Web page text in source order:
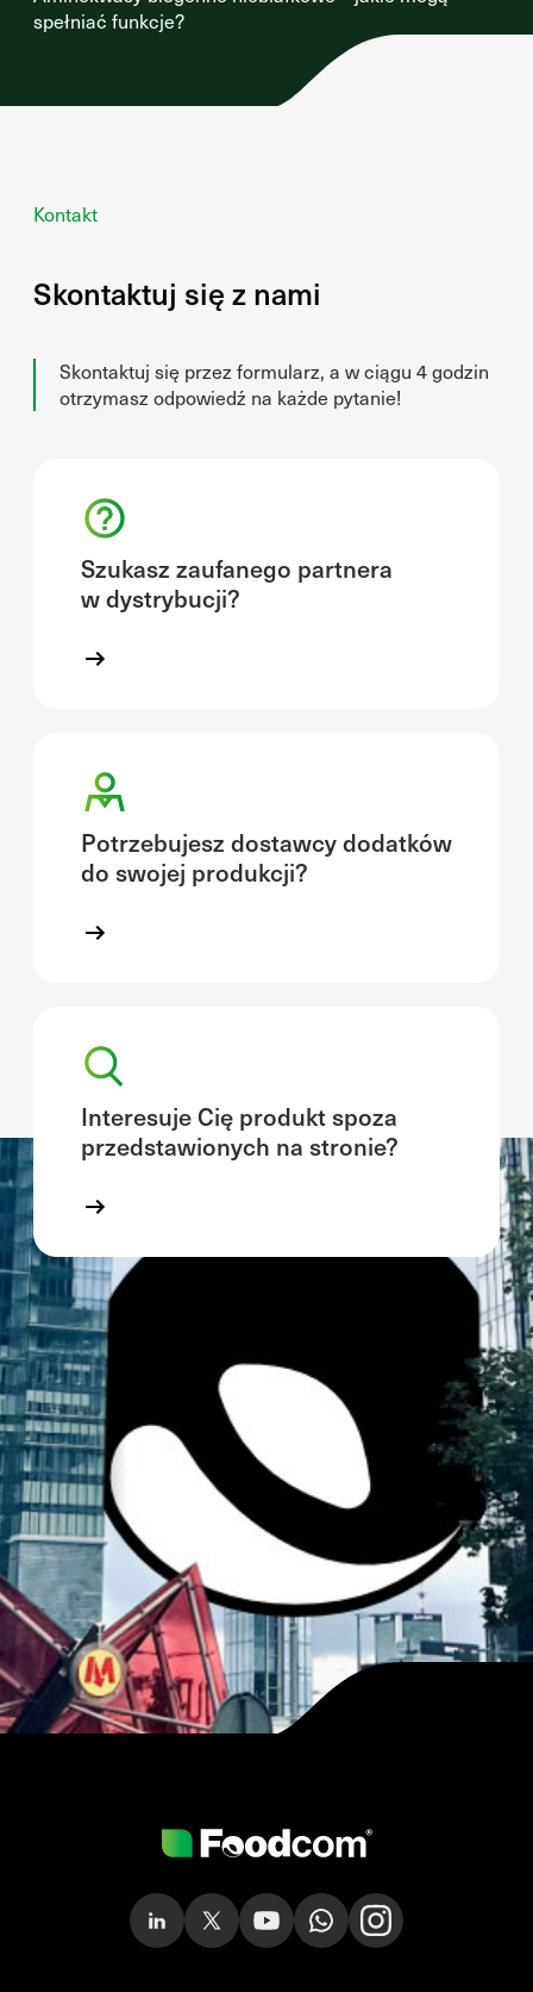
spełniać funkcje?
Kontakt
Skontaktuj się z nami
Skontaktuj się przez formularz, a w ciągu 4 godzin
otrzymasz odpowiedź na każde pytanie!
Szukasz zaufanego partnera
w dystrybucji?
Potrzebujesz dostawcy dodatków
do swojej produkcji?
Interesuje Cię produkt spoza
przedstawionych na stronie?